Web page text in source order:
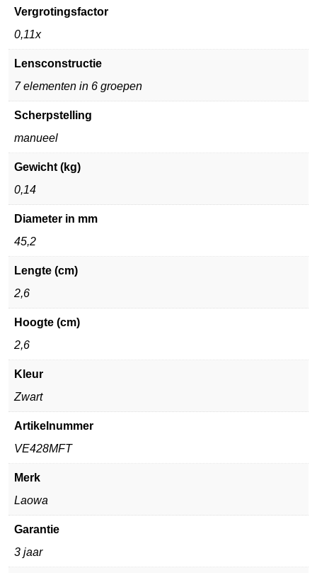
Vergrotingsfactor
0,11x
Lensconstructie
7 elementen in 6 groepen
Scherpstelling
manueel
Gewicht (kg)
0,14
Diameter in mm
45,2
Lengte (cm)
2,6
Hoogte (cm)
2,6
Kleur
Zwart
Artikelnummer
VE428MFT
Merk
Laowa
Garantie
3 jaar